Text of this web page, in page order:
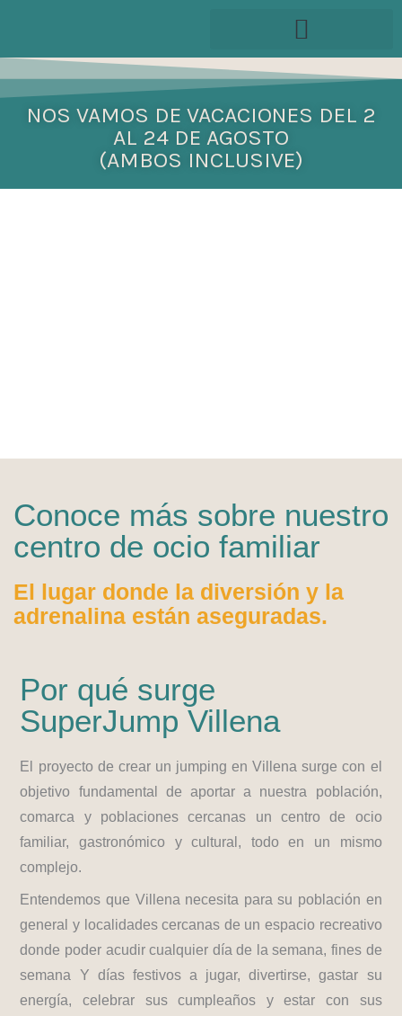
contenido
NOS VAMOS DE VACACIONES DEL 2
AL 24 DE AGOSTO
(AMBOS INCLUSIVE)
Conoce más sobre nuestro
centro de ocio familiar
El lugar donde la diversión y la
adrenalina están aseguradas.
Por qué surge
SuperJump Villena
El proyecto de crear un jumping en Villena surge con el
objetivo fundamental de aportar a nuestra población,
comarca y poblaciones cercanas un centro de ocio
familiar, gastronómico y cultural, todo en un mismo
complejo.
Entendemos que Villena necesita para su población en
general y localidades cercanas de un espacio recreativo
donde poder acudir cualquier día de la semana, fines de
semana Y días festivos a jugar, divertirse, gastar su
energía, celebrar sus cumpleaños y estar con sus